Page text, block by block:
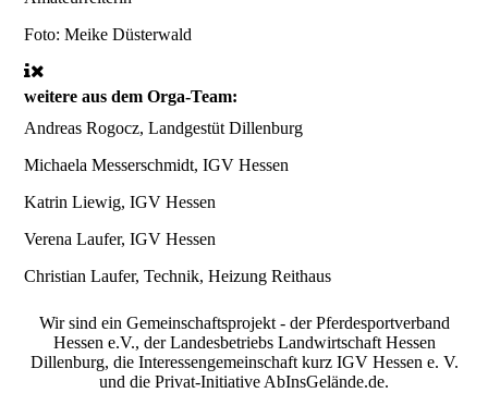
Foto: Meike Düsterwald
weitere aus dem Orga-Team:
Andreas Rogocz, Landgestüt Dillenburg
Michaela Messerschmidt, IGV Hessen
Katrin Liewig, IGV Hessen
Verena Laufer, IGV Hessen
Christian Laufer, Technik, Heizung Reithaus
Wir sind ein Gemeinschaftsprojekt - der Pferdesportverband
Hessen e.V., der Landesbetriebs Landwirtschaft Hessen
Dillenburg, die Interessengemeinschaft kurz IGV Hessen e. V.
und die Privat-Initiative AbInsGelände.de.